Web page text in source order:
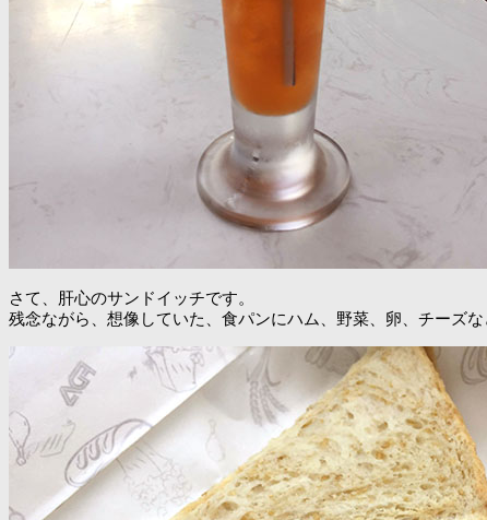
さて、肝心のサンドイッチです。
残念ながら、想像していた、食パンにハム、野菜、卵、チーズ